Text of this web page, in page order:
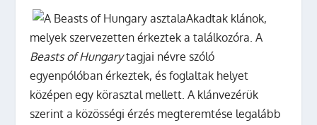
Akadtak klánok,
melyek szervezetten érkeztek a találkozóra. A
Beasts of Hungarytagjai névre szóló
egyenpólóban érkeztek, és foglaltak helyet
középen egy körasztal mellett. A klánvezérük
szerint a közösségi érzés megteremtése legalább